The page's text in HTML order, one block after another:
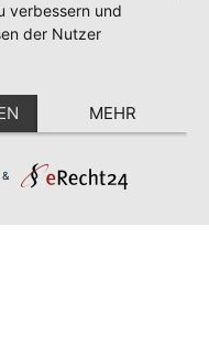
Webseite
dass
meiner
Webseite
verbessern und
der Nutzer
MEHR
&